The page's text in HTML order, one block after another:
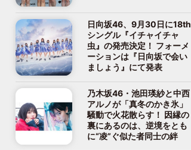
日向坂46、9月30日に18th
シングル『イチャイチャ
虫』の発売決定！ フォーメ
ーションは『日向坂で会い
ましょう』にて発表
乃木坂46・池田瑛紗と中西
アルノが「真冬のかき氷」
騒動で火花散らす！ 因縁の
裏にあるのは、逆境をとも
に“凌”ぐ似た者同士の絆